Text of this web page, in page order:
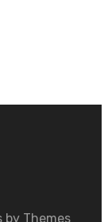
by Themes